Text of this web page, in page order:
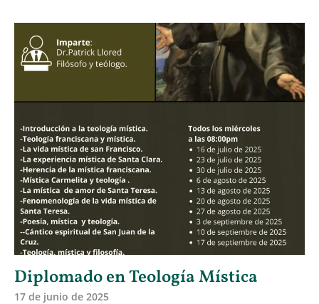
Diplomado en Teología Mística
17 de junio de 2025